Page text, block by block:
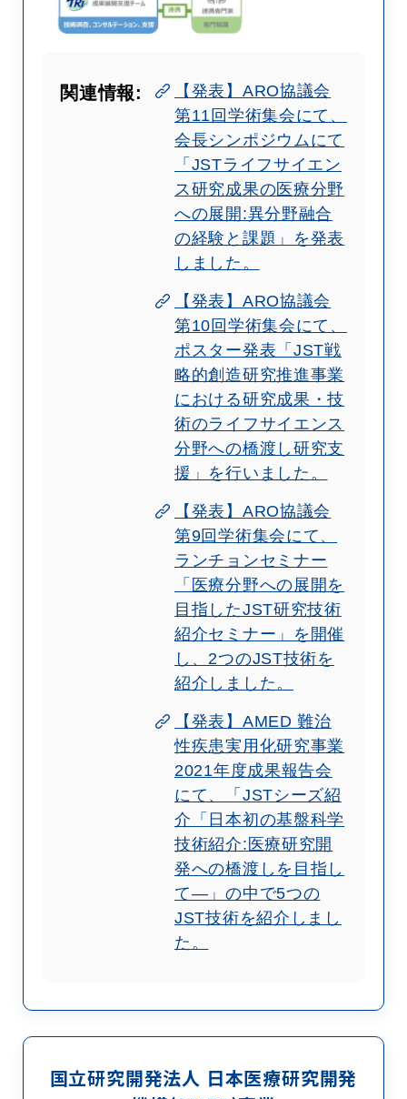
関連情報:
【発表】ARO協議会
第11回学術集会にて、
会長シンポジウムにて
「JSTライフサイエン
ス研究成果の医療分野
への展開:異分野融合
の経験と課題」を発表
しました。
【発表】ARO協議会
第10回学術集会にて、
ポスター発表「JST戦
略的創造研究推進事業
における研究成果・技
術のライフサイエンス
分野への橋渡し研究支
援」を行いました。
【発表】ARO協議会
第9回学術集会にて、
ランチョンセミナー
「医療分野への展開を
目指したJST研究技術
紹介セミナー」を開催
し、2つのJST技術を
紹介しました。
【発表】AMED 難治
性疾患実用化研究事業
2021年度成果報告会
にて、「JSTシーズ紹
介「日本初の基盤科学
技術紹介:医療研究開
発への橋渡しを目指し
て―」の中で5つの
JST技術を紹介しまし
た。
国立研究開発法人 日本医療研究開発